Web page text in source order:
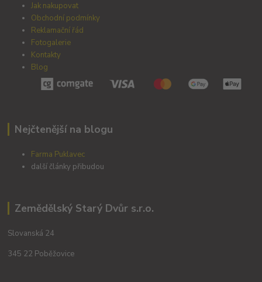
Jak nakupovat
Obchodní podmínky
Reklamační řád
Fotogalerie
Kontakty
Blog
Nejčtenější na blogu
Farma Puklavec
další články přibudou
Zemědělský Starý Dvůr s.r.o.
Slovanská 24
345 22 Poběžovice